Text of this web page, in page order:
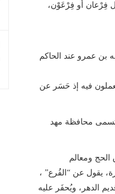
فِرْعان أو فِرْعَوْن،
بن عمرو عند الحاكم
فيه إذ حَسَر عن
تسمى محافظة مهد
ومعالم
الحربي متوفى سنة 285 للهجرة، يعني في آخر القرن الثالث، 285 للهجرة، يقول عن “الفُرع” ،
الدهر، ويُحفَر عليه